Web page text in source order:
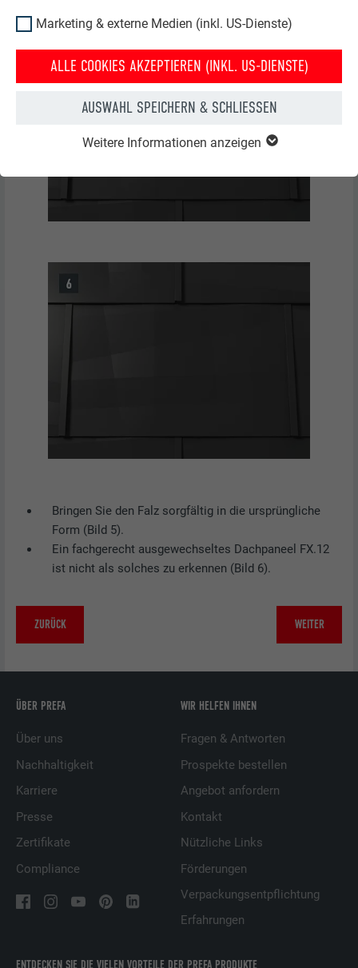
Marketing & externe Medien (inkl. US-Dienste)
ALLE COOKIES AKZEPTIEREN (INKL. US-DIENSTE)
AUSWAHL SPEICHERN & SCHLIESSEN
Weitere Informationen anzeigen
Bringen Sie den Falz sorgfältig in die ursprüngliche
Form (Bild 5).
Ein fachgerecht ausgewechseltes Dachpaneel FX.12
ist nicht als solches zu erkennen (Bild 6).
ZURÜCK WEITER
ENTDECKEN SIE DIE VIELEN VORTEILE DER PREFA PRODUKTE
ÜBER PREFA
Über uns
Nachhaltigkeit
Karriere
Presse
Zertifikate
Compliance
WIR HELFEN IHNEN
Fragen & Antworten
Prospekte bestellen
Angebot anfordern
Kontakt
Nützliche Links
Förderungen
Verpackungsentpflichtung
Erfahrungen